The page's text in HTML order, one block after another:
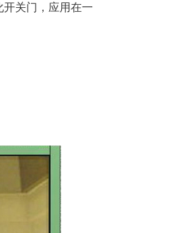
开关门，应用在一